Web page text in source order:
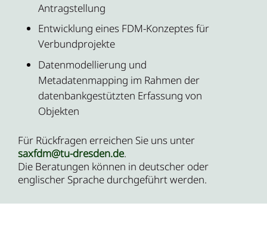
Antragstellung
Entwicklung eines FDM-Konzeptes für
Verbundprojekte
Datenmodellierung und
Metadatenmapping im Rahmen der
datenbankgestützten Erfassung von
Objekten
Für Rückfragen erreichen Sie uns unter
saxfdm@tu-dresden.de.
Die Beratungen können in deutscher oder
englischer Sprache durchgeführt werden.